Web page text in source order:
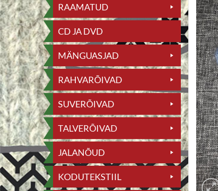
RAAMATUD
CD JA DVD
MÄNGUASJAD
RAHVARÕIVAD
SUVERÕIVAD
TALVERÕIVAD
JALANÕUD
KODUTEKSTIIL